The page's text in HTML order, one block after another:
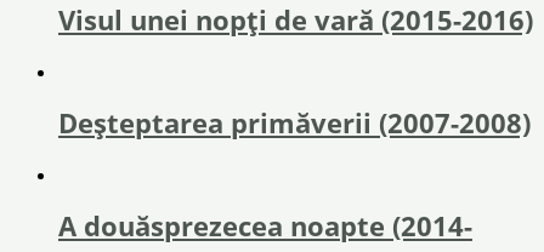
Visul unei nopți de vară (2015-2016)
Deșteptarea primăverii (2007-2008)
A douăsprezecea noapte (2014-